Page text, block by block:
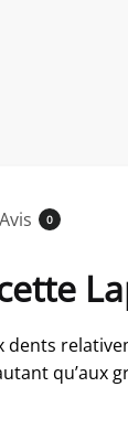
Avis 0
qu’aux